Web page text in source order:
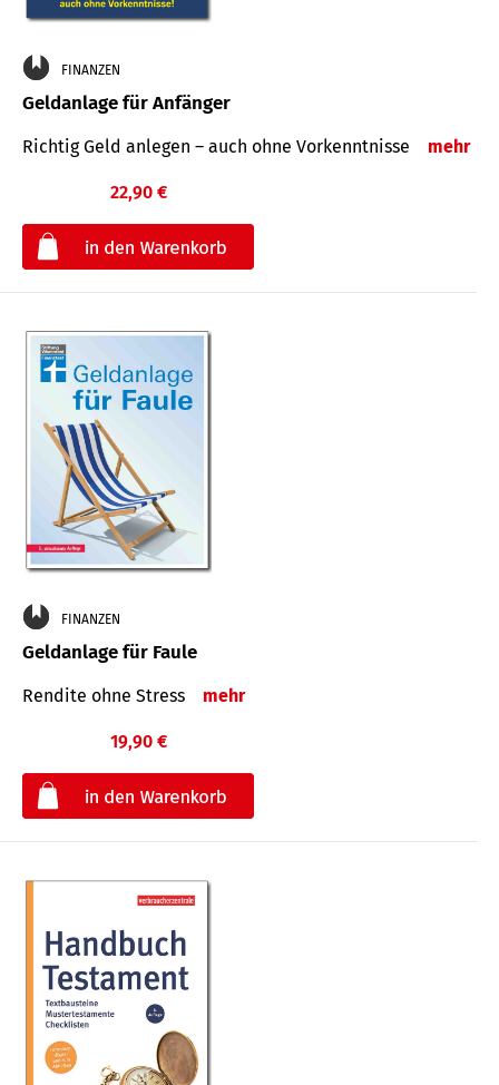
FINANZEN
Geldanlage für Anfänger
Richtig Geld anlegen – auch ohne Vorkenntnisse mehr
22,90 €
FINANZEN
Geldanlage für Faule
Rendite ohne Stress mehr
19,90 €